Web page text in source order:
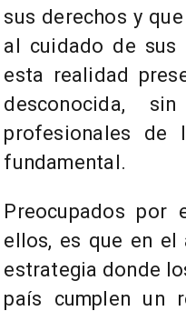
sus derechos y
al cuidado de sus
esta realidad
desconocida,
profesionales de
fundamental.
Preocupados
ellos, es que en el
estrategia donde
país cumplen un